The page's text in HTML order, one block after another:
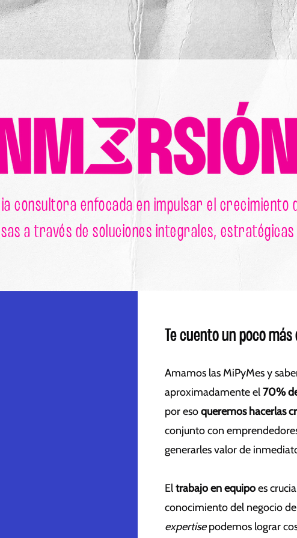
consultora enfocada en impulsar el crecimiento
a través de soluciones integrales, estratégicas
Te cuento un poco
Amamos las MiPyMes y
aproximadamente el70%
por esoqueremos hacerlas
conjunto con
generarles valor de
Eltrabajo en equipoes
conocimiento del negocio
expertisepodemos lograr